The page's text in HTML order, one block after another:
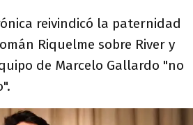
reivindicó la paternidad
Riquelme sobre River y
de Marcelo Gallardo "no